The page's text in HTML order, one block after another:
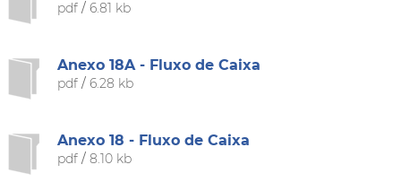
pdf/ 6.81 kb
Anexo 18A - Fluxo de Caixa
pdf/ 6.28 kb
Anexo 18 - Fluxo de Caixa
pdf/ 8.10 kb